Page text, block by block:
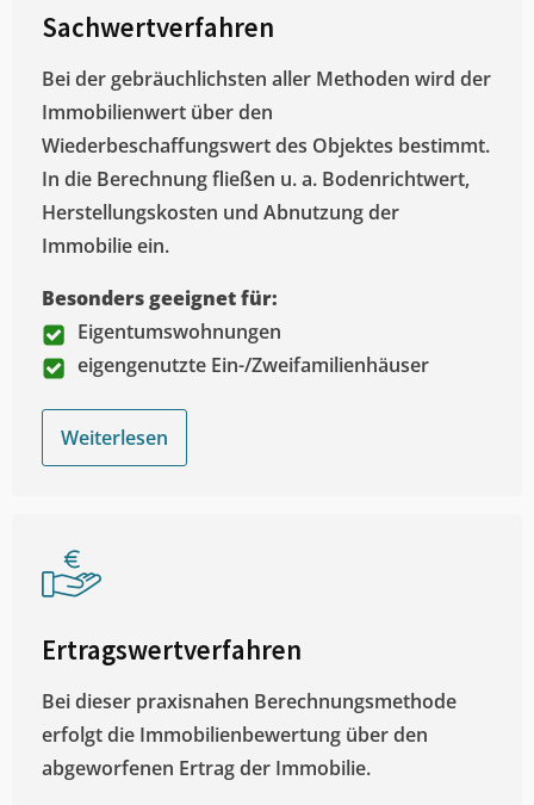
Sachwertverfahren
Bei der gebräuchlichsten aller Methoden wird der
Immobilienwert über den
Wiederbeschaffungswert des Objektes bestimmt.
In die Berechnung fließen u. a. Bodenrichtwert,
Herstellungskosten und Abnutzung der
Immobilie ein.
Besonders geeignet für:
Eigentumswohnungen
eigengenutzte Ein-/Zweifamilienhäuser
Weiterlesen
Ertragswertverfahren
Bei dieser praxisnahen Berechnungsmethode
erfolgt die Immobilienbewertung über den
abgeworfenen Ertrag der Immobilie.